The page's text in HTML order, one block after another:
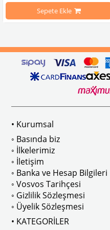
sürüş esnasında doğrudan
Ghia Modelleri İle Uyumludur
: AC711500 / 80500
VWC Parça No: 4-4126
Sepete Ekle
• Kurumsal
◦ Basında biz
◦ İlkelerimiz
◦ İletişim
◦ Banka ve Hesap Bilgileri
◦ Vosvos Tarihçesi
◦ Gizlilik Sözleşmesi
◦ Üyelik Sözleşmesi
• KATEGORİLER